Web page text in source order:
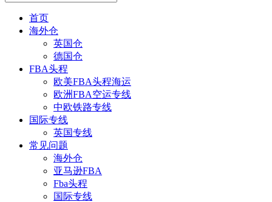
首页
海外仓
英国仓
德国仓
FBA头程
欧美FBA头程海运
欧洲FBA空运专线
中欧铁路专线
国际专线
英国专线
常见问题
海外仓
亚马逊FBA
Fba头程
国际专线